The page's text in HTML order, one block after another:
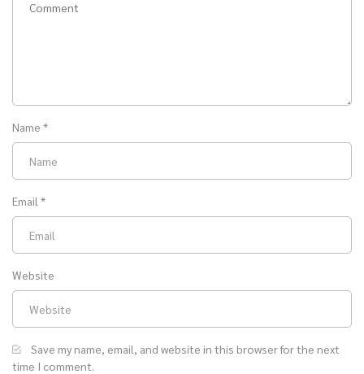
Name *
Email *
Website
Save my name, email, and website in this browser for the next
time I comment.